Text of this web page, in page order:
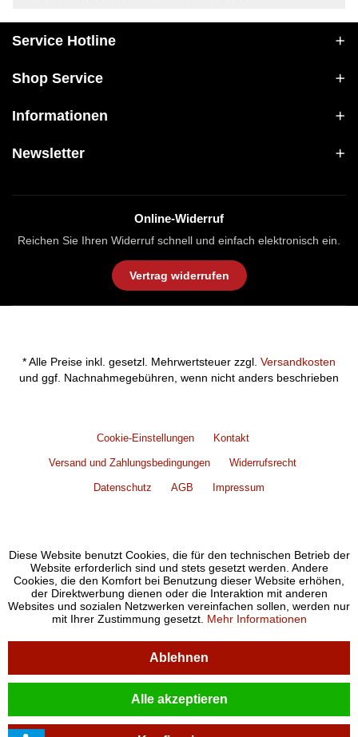
Service Hotline
Shop Service
Informationen
Newsletter
Online-Widerruf
Reichen Sie Ihren Widerruf schnell und einfach elektronisch ein.
Vertrag widerrufen
* Alle Preise inkl. gesetzl. Mehrwertsteuer zzgl. Versandkosten
und ggf. Nachnahmegebühren, wenn nicht anders beschrieben
Cookie-Einstellungen Kontakt
Versand und Zahlungsbedingungen Widerrufsrecht
Datenschutz AGB Impressum
Diese Website benutzt Cookies, die für den technischen Betrieb der
Website erforderlich sind und stets gesetzt werden. Andere
Cookies, die den Komfort bei Benutzung dieser Website erhöhen,
der Direktwerbung dienen oder die Interaktion mit anderen
Websites und sozialen Netzwerken vereinfachen sollen, werden nur
mit Ihrer Zustimmung gesetzt. Mehr Informationen
Ablehnen
Alle akzeptieren